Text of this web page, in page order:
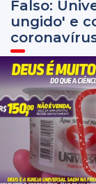
Falso:
ungido' e